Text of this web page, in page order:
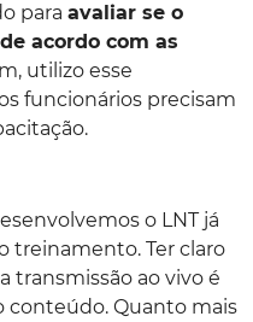
para avaliar se o
acordo com as
utilizo esse
funcionários precisam
o LNT já
treinamento. Ter claro
transmissão ao vivo é
Quanto mais